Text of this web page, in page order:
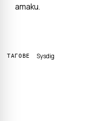
атаки.
ТАГОВЕ Sysdig